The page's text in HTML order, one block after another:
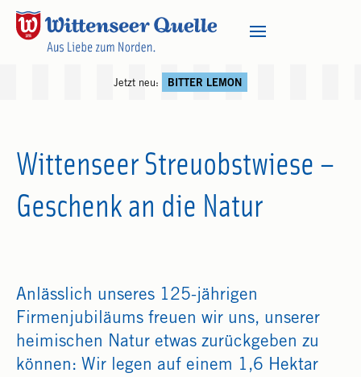
Jetzt neu: BITTER LEMON
Wittenseer Streuobstwiese –
Geschenk an die Natur
Anlässlich unseres 125-jährigen
Firmenjubiläums freuen wir uns, unserer
heimischen Natur etwas zurückgeben zu
können: Wir legen auf einem 1,6 Hektar